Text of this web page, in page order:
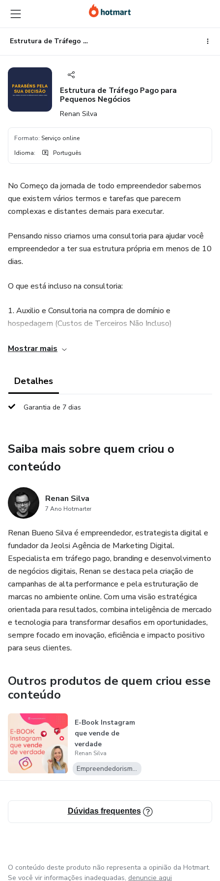
para
o
conteúdo
principal
para
o
pagamento
para
o
rodapé
Estrutura de Tráfego Pago para Pequenos Negócios
Estrutura de Tráfego Pago para
Pequenos Negócios
Renan Silva
Formato: Serviço online
Idioma: Português
No Começo da jornada de todo empreendedor sabemos
que existem vários termos e tarefas que parecem
complexas e distantes demais para executar.
Pensando nisso criamos uma consultoria para ajudar você
empreendedor a ter sua estrutura própria em menos de 10
dias.
O que está incluso na consultoria:
1. Auxilio e Consultoria na compra de domínio e
hospedagem (Custos de Terceiros Não Incluso)
2. Instalação do Wordpress
4. Vinculação de Instagram Comercial | Facebook |
Whatsapp Business
6. Instalação de Pixel via API
8. Criação de Conta Google Analytics
9. Criação de Conta Google Ads
Mostrar mais
Detalhes
Garantia de 7 dias
Saiba mais sobre quem criou o
conteúdo
Renan Silva
7 Ano Hotmarter
Renan Bueno Silva é empreendedor, estrategista digital e
fundador da Jeolsi Agência de Marketing Digital.
Especialista em tráfego pago, branding e desenvolvimento
de negócios digitais, Renan se destaca pela criação de
campanhas de alta performance e pela estruturação de
marcas no ambiente online. Com uma visão estratégica
orientada para resultados, combina inteligência de mercado
e tecnologia para transformar desafios em oportunidades,
sempre focado em inovação, eficiência e impacto positivo
para seus clientes.
Outros produtos de quem criou esse
conteúdo
E-Book Instagram
que vende de
verdade
Renan Silva
Empreendedorismo Digital
Dúvidas frequentes
O conteúdo deste produto não representa a opinião da Hotmart.
Se você vir informações inadequadas, denuncie aqui